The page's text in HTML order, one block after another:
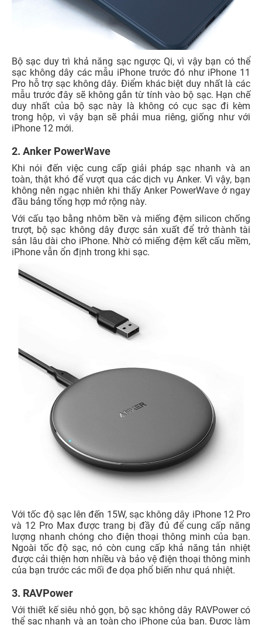
Bộ sạc duy trì khả năng sạc ngược Qi, vì vậy bạn có thể
sạc không dây các mẫu iPhone trước đó như iPhone 11
Pro hỗ trợ sạc không dây. Điểm khác biệt duy nhất là các
mẫu trước đây sẽ không gắn từ tính vào bộ sạc. Hạn chế
duy nhất của bộ sạc này là không có cục sạc đi kèm
trong hộp, vì vậy bạn sẽ phải mua riêng, giống như với
iPhone 12 mới.
2. Anker PowerWave
Khi nói đến việc cung cấp giải pháp sạc nhanh và an
toàn, thật khó để vượt qua các dịch vụ Anker. Vì vậy, bạn
không nên ngạc nhiên khi thấy Anker PowerWave ở ngay
đầu bảng tổng hợp mở rộng này.
Với cấu tạo bằng nhôm bền và miếng đệm silicon chống
trượt, bộ sạc không dây được sản xuất để trở thành tài
sản lâu dài cho iPhone. Nhờ có miếng đệm kết cấu mềm,
iPhone vẫn ổn định trong khi sạc.
Với tốc độ sạc lên đến 15W, sạc không dây iPhone 12 Pro
và 12 Pro Max được trang bị đầy đủ để cung cấp năng
lượng nhanh chóng cho điện thoại thông minh của bạn.
Ngoài tốc độ sạc, nó còn cung cấp khả năng tản nhiệt
được cải thiện hơn nhiều và bảo vệ điện thoại thông minh
của bạn trước các mối đe dọa phổ biến như quá nhiệt.
3. RAVPower
Với thiết kế siêu nhỏ gọn, bộ sạc không dây RAVPower có
thể sạc nhanh và an toàn cho iPhone của bạn. Được làm